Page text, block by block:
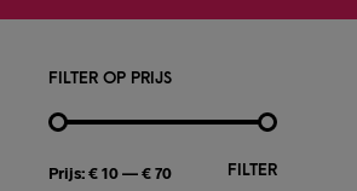
FILTER OP PRIJS
FILTER
Prijs:€ 10—€ 70